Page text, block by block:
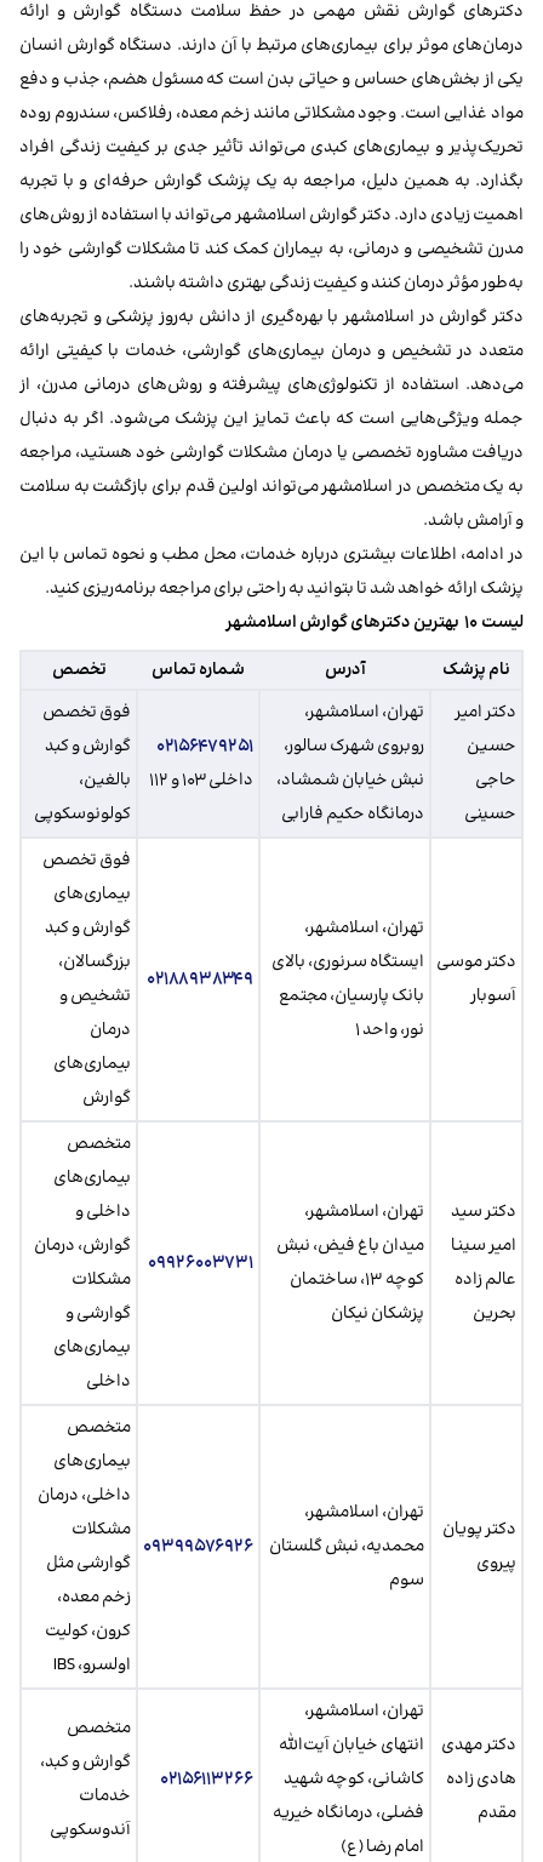
دکترهای گوارش نقش مهمی در حفظ سلامت دستگاه گوارش و ارائه
درمان‌های موثر برای بیماری‌های مرتبط با آن دارند. دستگاه گوارش انسان
یکی از بخش‌های حساس و حیاتی بدن است که مسئول هضم، جذب و دفع
مواد غذایی است. وجود مشکلاتی مانند زخم معده، رفلاکس، سندروم روده
تحریک‌پذیر و بیماری‌های کبدی می‌تواند تأثیر جدی بر کیفیت زندگی افراد
بگذارد. به همین دلیل، مراجعه به یک پزشک گوارش حرفه‌ای و با تجربه
اهمیت زیادی دارد. دکتر گوارش اسلامشهر می‌تواند با استفاده از روش‌های
مدرن تشخیصی و درمانی، به بیماران کمک کند تا مشکلات گوارشی خود را
به‌طور مؤثر درمان کنند و کیفیت زندگی بهتری داشته باشند.
دکتر گوارش در اسلامشهر با بهره‌گیری از دانش به‌روز پزشکی و تجربه‌های
متعدد در تشخیص و درمان بیماری‌های گوارشی، خدمات با کیفیتی ارائه
می‌دهد. استفاده از تکنولوژی‌های پیشرفته و روش‌های درمانی مدرن، از
جمله ویژگی‌هایی است که باعث تمایز این پزشک می‌شود. اگر به دنبال
دریافت مشاوره تخصصی یا درمان مشکلات گوارشی خود هستید، مراجعه
به یک متخصص در اسلامشهر می‌تواند اولین قدم برای بازگشت به سلامت
و آرامش باشد.
در ادامه، اطلاعات بیشتری درباره خدمات، محل مطب و نحوه تماس با این
پزشک ارائه خواهد شد تا بتوانید به راحتی برای مراجعه برنامه‌ریزی کنید.
لیست ۱۰ بهترین دکترهای گوارش اسلامشهر
نام پزشک
آدرس شماره تماس
تخصص
دکتر امیر
حسین
حاجی
حسینی
تهران، اسلامشهر،
روبروی شهرک سالور،
نبش خیابان شمشاد،
درمانگاه حکیم فارابی
۰۲۱۵۶۴۷۹۲۵۱
داخلی ۱۰۳ و ۱۱۲
فوق تخصص
گوارش و کبد
بالغین،
کولونوسکوپی
دکتر موسی
آسوبار
تهران، اسلامشهر،
ایستگاه سرنوری، بالای
بانک پارسیان، مجتمع
نور، واحد ۱
۰۲۱۸۸۹۳۸۳۴۹
فوق تخصص
بیماری‌های
گوارش و کبد
بزرگسالان،
تشخیص و
درمان
بیماری‌های
گوارش
دکتر سید
امیر سینا
عالم زاده
بحرین
تهران، اسلامشهر،
میدان باغ فیض، نبش
کوچه ۱۳، ساختمان
پزشکان نیکان
۰۹۹۲۶۰۰۳۷۳۱
متخصص
بیماری‌های
داخلی و
گوارش، درمان
مشکلات
گوارشی و
بیماری‌های
داخلی
دکتر پویان
پیروی
تهران، اسلامشهر،
محمدیه، نبش گلستان
سوم
۰۹۳۹۹۵۷۶۹۲۶
متخصص
بیماری‌های
داخلی، درمان
مشکلات
گوارشی مثل
زخم معده،
کرون، کولیت
اولسرو، IBS
دکتر مهدی
هادی زاده
مقدم
تهران، اسلامشهر،
انتهای خیابان آیت‌الله
کاشانی، کوچه شهید
فضلی، درمانگاه خیریه
امام رضا (ع)
۰۲۱۵۶۱۱۳۲۶۶
متخصص
گوارش و کبد،
خدمات
آندوسکوپی